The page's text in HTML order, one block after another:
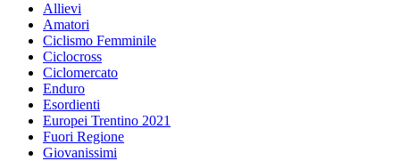
Allievi
Amatori
Ciclismo Femminile
Ciclocross
Ciclomercato
Enduro
Esordienti
Europei Trentino 2021
Fuori Regione
Giovanissimi